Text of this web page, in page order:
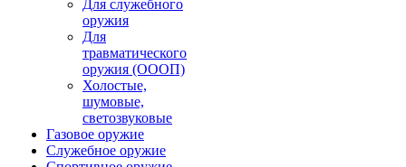
Для служебного
оружия
Для
травматического
оружия (ОООП)
Холостые,
шумовые,
светозвуковые
Газовое оружие
Служебное оружие